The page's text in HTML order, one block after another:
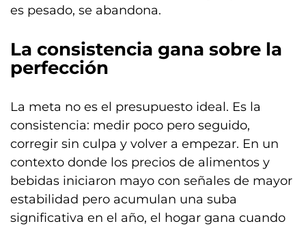
es pesado, se abandona.
La consistencia gana sobre la
perfección
La meta no es el presupuesto ideal. Es la
consistencia: medir poco pero seguido,
corregir sin culpa y volver a empezar. En un
contexto donde los precios de alimentos y
bebidas iniciaron mayo con señales de mayor
estabilidad pero acumulan una suba
significativa en el año, el hogar gana cuando